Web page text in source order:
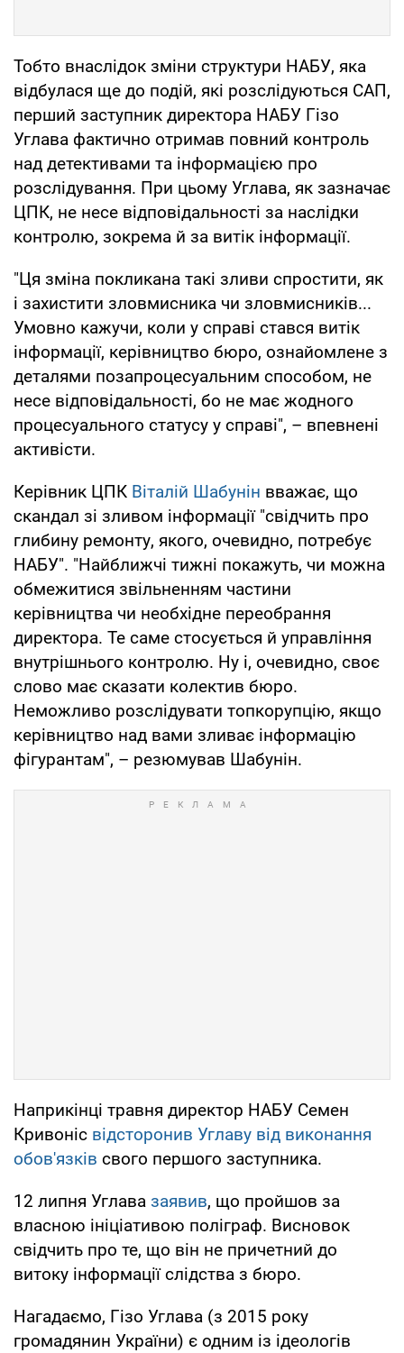
Тобто внаслідок зміни структури НАБУ, яка
відбулася ще до подій, які розслідуються САП,
перший заступник директора НАБУ Гізо
Углава фактично отримав повний контроль
над детективами та інформацією про
розслідування. При цьому Углава, як зазначає
ЦПК, не несе відповідальності за наслідки
контролю, зокрема й за витік інформації.
"Ця зміна покликана такі зливи спростити, як
і захистити зловмисника чи зловмисників...
Умовно кажучи, коли у справі стався витік
інформації, керівництво бюро, ознайомлене з
деталями позапроцесуальним способом, не
несе відповідальності, бо не має жодного
процесуального статусу у справі", – впевнені
активісти.
Керівник ЦПК Віталій Шабунін вважає, що
скандал зі зливом інформації "свідчить про
глибину ремонту, якого, очевидно, потребує
НАБУ". "Найближчі тижні покажуть, чи можна
обмежитися звільненням частини
керівництва чи необхідне переобрання
директора. Те саме стосується й управління
внутрішнього контролю. Ну і, очевидно, своє
слово має сказати колектив бюро.
Неможливо розслідувати топкорупцію, якщо
керівництво над вами зливає інформацію
фігурантам", – резюмував Шабунін.
Наприкінці травня директор НАБУ Семен
Кривоніс відсторонив Углаву від виконання
обов'язків свого першого заступника.
12 липня Углава заявив, що пройшов за
власною ініціативою поліграф. Висновок
свідчить про те, що він не причетний до
витоку інформації слідства з бюро.
Нагадаємо, Гізо Углава (з 2015 року
громадянин України) є одним із ідеологів